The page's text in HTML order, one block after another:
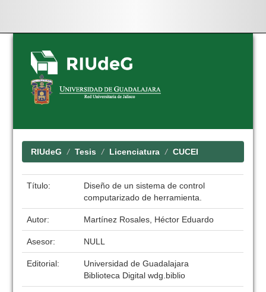
Skip
navigation
RIUdeG Tesis Licenciatura CUCEI
Título:
Diseño de un sistema de control
computarizado de herramienta.
Autor: Martínez Rosales, Héctor Eduardo
Asesor: NULL
Editorial:
Universidad de Guadalajara
Biblioteca Digital wdg.biblio